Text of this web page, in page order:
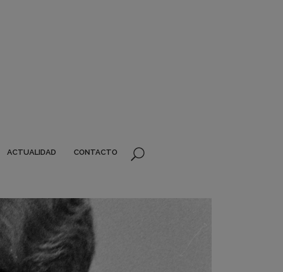
ACTUALIDAD CONTACTO